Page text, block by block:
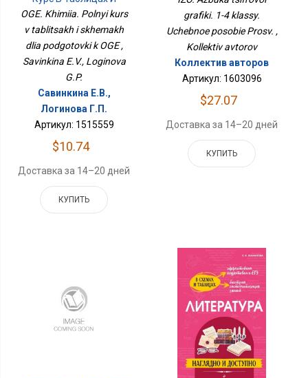
Схемах Для Подготовки
OGE. Khimiia. Polnyi kurs
v tablitsakh i skhemakh
dlia podgotovki k OGE ,
Savinkina E.V., Loginova
G.P.
Савинкина Е.В.,
Логинова Г.П.
Артикул: 1515559
$10.74
Доставка за 14–20 дней
КУПИТЬ
grafiki. 1-4 klassy.
Uchebnoe posobie Prosv. ,
Kollektiv avtorov
Коллектив авторов
Артикул: 1603096
$27.07
Доставка за 14–20 дней
КУПИТЬ